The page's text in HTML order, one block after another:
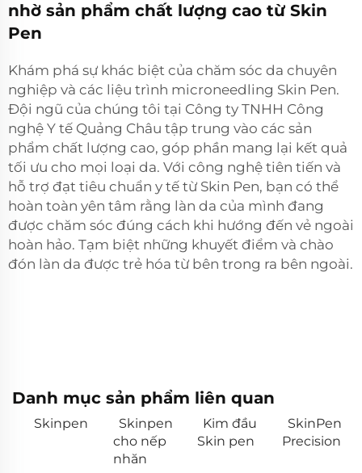
nhờ sản phẩm chất lượng cao từ Skin
Pen
Khám phá sự khác biệt của chăm sóc da chuyên
nghiệp và các liệu trình microneedling Skin Pen.
Đội ngũ của chúng tôi tại Công ty TNHH Công
nghệ Y tế Quảng Châu tập trung vào các sản
phẩm chất lượng cao, góp phần mang lại kết quả
tối ưu cho mọi loại da. Với công nghệ tiên tiến và
hỗ trợ đạt tiêu chuẩn y tế từ Skin Pen, bạn có thể
hoàn toàn yên tâm rằng làn da của mình đang
được chăm sóc đúng cách khi hướng đến vẻ ngoài
hoàn hảo. Tạm biệt những khuyết điểm và chào
đón làn da được trẻ hóa từ bên trong ra bên ngoài.
Danh mục sản phẩm liên quan
Skinpen
Skinpen
cho nếp
nhăn
Kim đầu
Skin pen
SkinPen
Precision